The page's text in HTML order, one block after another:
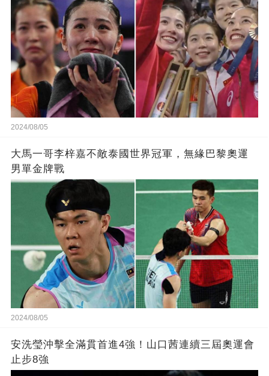
2024/08/05
大馬一哥李梓嘉不敵泰國世界冠軍，無緣巴黎奧運
男單金牌戰
2024/08/05
安洗瑩沖擊全滿貫首進4強！山口茜連續三屆奧運會
止步8強